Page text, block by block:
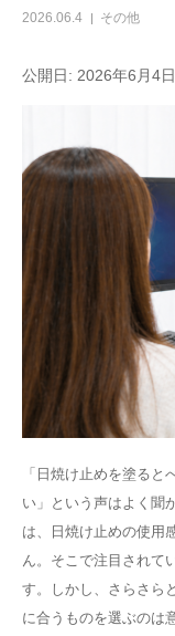
2026.06.4 その他
公開日: 2026年6月4日
「日焼け止めを塗る
い」という声はよく聞
は、日焼け止めの使用
ん。そこで注目されて
す。しかし、さらさら
に合うものを選ぶのは
WEB予約
料金表
採用情報
简体中文
English